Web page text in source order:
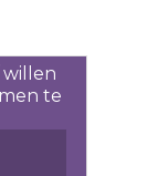
willen
te